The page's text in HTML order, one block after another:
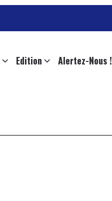
Edition Alertez-Nous !